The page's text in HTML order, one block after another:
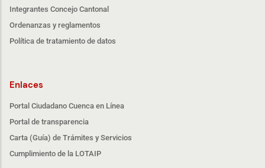
Integrantes Concejo Cantonal
Ordenanzas y reglamentos
Política de tratamiento de datos
Enlaces
Portal Ciudadano Cuenca en Línea
Portal de transparencia
Carta (Guía) de Trámites y Servicios
Cumplimiento de la LOTAIP